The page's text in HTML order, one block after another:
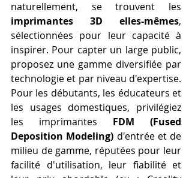
imprimantes 3D elles-mêmes,
sélectionnées pour leur capacité à
inspirer. Pour capter un large public,
proposez une gamme diversifiée par
technologie et par niveau d'expertise.
Pour les débutants, les éducateurs et
les usages domestiques, privilégiez
les imprimantes FDM (Fused
Deposition Modeling) d'entrée et de
milieu de gamme, réputées pour leur
facilité d'utilisation, leur fiabilité et